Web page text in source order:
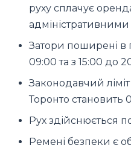
руху сплачує
Затори поширені в
09:00 та з 15:00 до
Законодавчий
Торонто становить
Рух здійснюється
Ремені безпеки є